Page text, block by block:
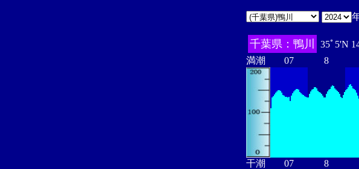
千葉県：鴨川 35ﾟ5'N
満潮
07 8
干潮 07 8